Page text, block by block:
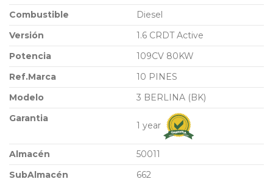
Combustible
Diesel
Versión
1.6 CRDT Active
Potencia
109CV 80KW
Ref.Marca
10 PINES
Modelo
3 BERLINA (BK)
Garantia
1 year
Almacén
50011
SubAlmacén
662